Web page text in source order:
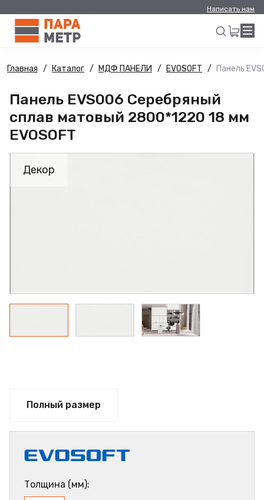
Написать нам
Искать
Главная Каталог МДФ ПАНЕЛИ EVOSOFT Панель
Панель EVS006 Серебряный
сплав матовый 2800*1220 18 мм
EVOSOFT
Декор
Полный размер
Толщина (мм):